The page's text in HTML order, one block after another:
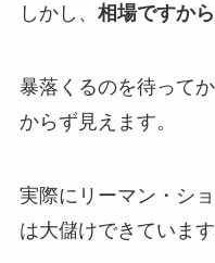
しかし、 相場ですか
暴落くるのを待って
からず見えます。
実際にリーマン・シ
は大儲けできています